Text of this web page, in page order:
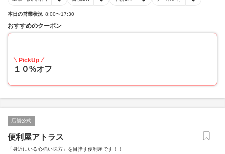
本日の営業状況 8:00〜17:30
おすすめのクーポン
PickUp
１０%オフ
店舗公式
便利屋アトラス
「身近にいる心強い味方」を目指す便利屋です！！